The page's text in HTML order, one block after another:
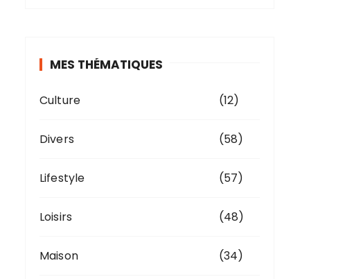
MES THÉMATIQUES
Culture (12)
Divers (58)
Lifestyle (57)
Loisirs (48)
Maison (34)